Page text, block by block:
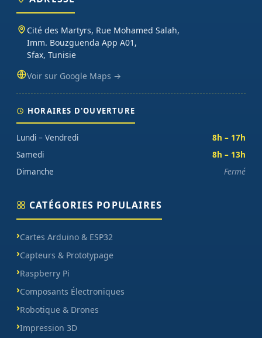
Cité des Martyrs, Rue Mohamed Salah,
Imm. Bouzguenda App A01,
Sfax, Tunisie
Voir sur Google Maps →
HORAIRES D'OUVERTURE
Lundi – Vendredi
8h – 17h
Samedi
8h – 13h
Dimanche
Fermé
CATÉGORIES POPULAIRES
Cartes Arduino & ESP32
Capteurs & Prototypage
Raspberry Pi
Composants Électroniques
Robotique & Drones
Impression 3D